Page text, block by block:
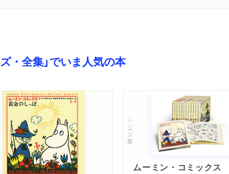
ズ・全集」でいま人気の本
シリーズ・全集